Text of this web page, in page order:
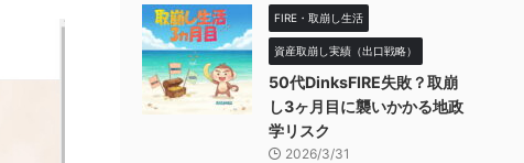
FIRE・取崩し生活
資産取崩し実績（出口戦略）
50代DinksFIRE失敗？取崩
し3ヶ月目に襲いかかる地政
学リスク
2026/3/31